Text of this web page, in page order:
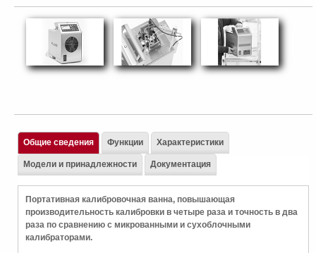
Общие сведения
Портативная калибровочная ванна, повышающая
производительность калибровки в четыре раза и точность в два
раза по сравнению с микрованными и сухоблочными
калибраторами.
Функции Характеристики
Модели и принадлежности Документация